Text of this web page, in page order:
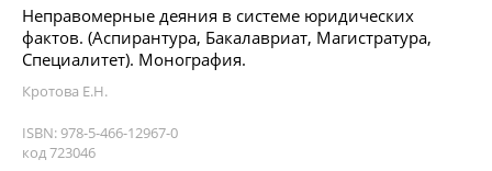
Неправомерные деяния в системе юридических
фактов. (Аспирантура, Бакалавриат, Магистратура,
Специалитет). Монография.
Кротова Е.Н.
ISBN: 978-5-466-12967-0
код 723046